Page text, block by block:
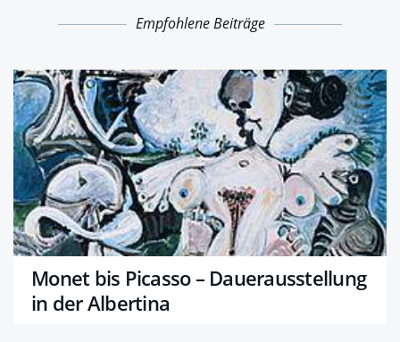
Empfohlene Beiträge
Monet bis Picasso – Dauerausstellung
in der Albertina